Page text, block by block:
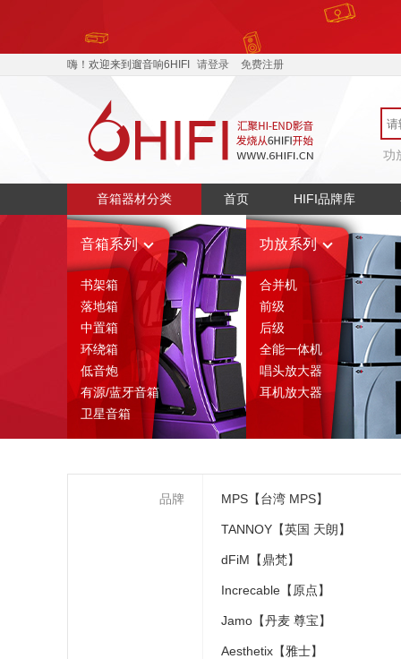
嗨！欢迎来到遛音响6HIFI 请登录 免费注册
功
音箱器材分类 首页 HIFI品牌库
音箱系列
书架箱
落地箱
中置箱
环绕箱
低音炮
有源/蓝牙音箱
卫星音箱
功放系列
合并机
前级
后级
全能一体机
唱头放大器
耳机放大器
品牌 MPS【台湾 MPS】
TANNOY【英国 天朗】
dFiM【鼎梵】
Increcable【原点】
Jamo【丹麦 尊宝】
Aesthetix【雅士】